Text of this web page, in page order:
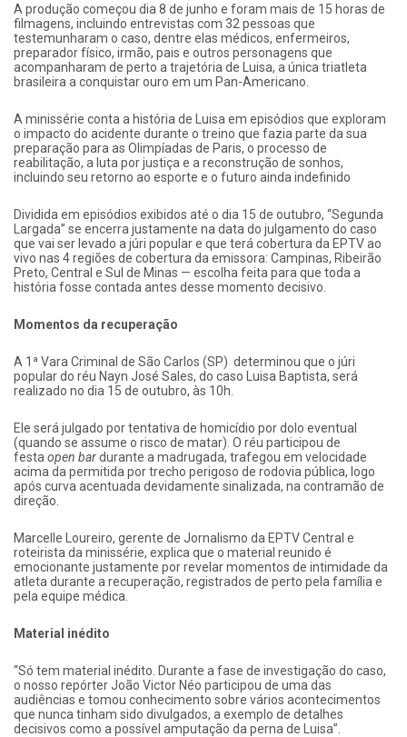
A produção começou dia 8 de junho e foram mais de 15 horas de
filmagens, incluindo entrevistas com 32 pessoas que
testemunharam o caso, dentre elas médicos, enfermeiros,
preparador físico, irmão, pais e outros personagens que
acompanharam de perto a trajetória de Luisa, a única triatleta
brasileira a conquistar ouro em um Pan-Americano.
A minissérie conta a história de Luisa em episódios que exploram
o impacto do acidente durante o treino que fazia parte da sua
preparação para as Olimpíadas de Paris, o processo de
reabilitação, a luta por justiça e a reconstrução de sonhos,
incluindo seu retorno ao esporte e o futuro ainda indefinido
Dividida em episódios exibidos até o dia 15 de outubro, “Segunda
Largada” se encerra justamente na data do julgamento do caso
que vai ser levado a júri popular e que terá cobertura da EPTV ao
vivo nas 4 regiões de cobertura da emissora: Campinas, Ribeirão
Preto, Central e Sul de Minas — escolha feita para que toda a
história fosse contada antes desse momento decisivo.
Momentos da recuperação
A 1ª Vara Criminal de São Carlos (SP) determinou que o júri
popular do réu Nayn José Sales, do caso Luisa Baptista, será
realizado no dia 15 de outubro, às 10h.
Ele será julgado por tentativa de homicídio por dolo eventual
(quando se assume o risco de matar). O réu participou de
festa open bardurante a madrugada, trafegou em velocidade
acima da permitida por trecho perigoso de rodovia pública, logo
após curva acentuada devidamente sinalizada, na contramão de
direção.
Marcelle Loureiro, gerente de Jornalismo da EPTV Central e
roteirista da minissérie, explica que o material reunido é
emocionante justamente por revelar momentos de intimidade da
atleta durante a recuperação, registrados de perto pela família e
pela equipe médica.
Material inédito
“Só tem material inédito. Durante a fase de investigação do caso,
o nosso repórter João Victor Néo participou de uma das
audiências e tomou conhecimento sobre vários acontecimentos
que nunca tinham sido divulgados, a exemplo de detalhes
decisivos como a possível amputação da perna de Luisa”.